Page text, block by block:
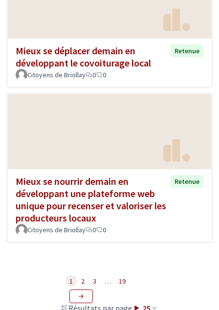
Mieux se déplacer demain en
développant le covoiturage local
Retenue
Citoyens de Briollay 0 0
Mieux se nourrir demain en
développant une plateforme web
unique pour recenser et valoriser les
producteurs locaux
Retenue
Citoyens de Briollay 0 0
Résultats par page : 25
1 2 3 … 19